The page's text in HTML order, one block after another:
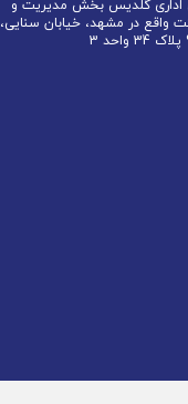
اداری گلدیس بخش مدیریت و
واقع در مشهد، خیابان سنایی،